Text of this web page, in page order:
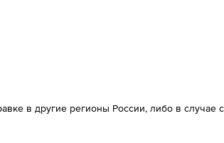
в другие регионы России, либо в случае